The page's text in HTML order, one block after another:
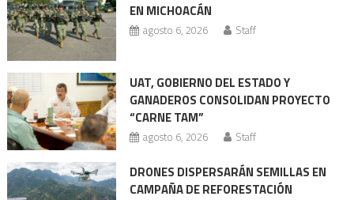
entradas
EN MICHOACÁN
agosto 6, 2026 Staff
UAT, GOBIERNO DEL ESTADO Y
GANADEROS CONSOLIDAN PROYECTO
“CARNE TAM”
agosto 6, 2026 Staff
DRONES DISPERSARÁN SEMILLAS EN
CAMPAÑA DE REFORESTACIÓN